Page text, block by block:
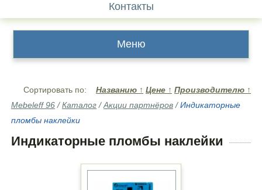
Контакты
Меню
Сортировать по: Названию ↑ Цене ↑ Производителю ↑
Mebeleff 96 /Каталог /Акции партнёров /Индикаторные
пломбы наклейки
Индикаторные пломбы наклейки